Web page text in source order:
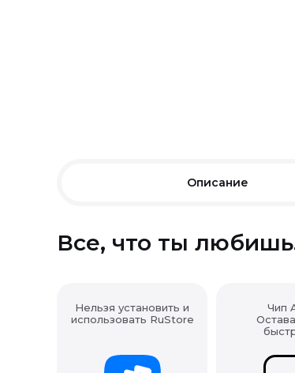
Описание
Все, что ты
Нельзя установить и
использовать RuStore
Чип